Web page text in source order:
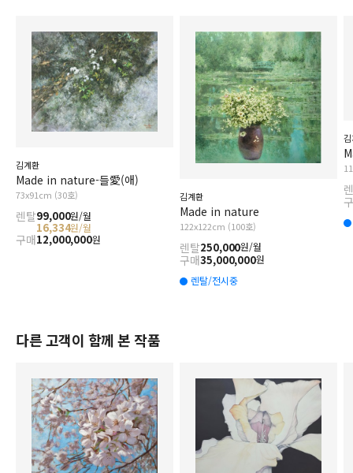
김계환
Made in nature-들愛(애)
73x91cm (30호)
렌탈99,000원/월
16,334원/월
구매12,000,000원
김계환
Made in nature
122x122cm (100호)
렌탈250,000원/월
구매35,000,000원
렌탈/전시중
다른 고객이 함께 본 작품